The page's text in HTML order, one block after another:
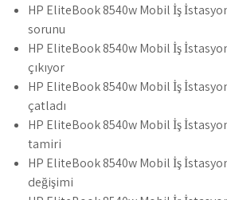
HP EliteBook 8540w Mobil İş
sorunu
HP EliteBook 8540w Mobil İş
çıkıyor
HP EliteBook 8540w Mobil İş
çatladı
HP EliteBook 8540w Mobil İş
tamiri
HP EliteBook 8540w Mobil İş
değişimi